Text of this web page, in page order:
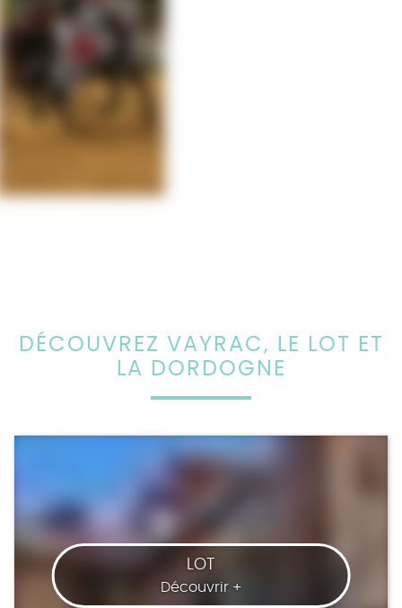
DÉCOUVREZ VAYRAC, LE LOT ET
LA DORDOGNE
LOT
Découvrir +